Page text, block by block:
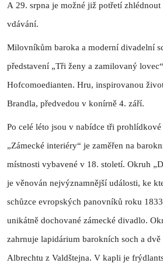
A 29. srpna je možné již potřetí
vdávání.
Milovníkům baroka a moderní divadelní
představení „Tři ženy a zamilovaný
Hofcomoedianten. Hru, inspirovanou
Brandla, předvedou v konírně 4. září.
Po celé léto jsou v nabídce tři
„Zámecké interiéry“ je zaměřen na
místnosti vybavené v 18. století. Okruh
je věnován nejvýznamnější události, ke
schůzce evropských panovníků roku
unikátně dochované zámecké divadlo.
zahrnuje lapidárium barokních soch a
Albrechtu z Valdštejna. V kapli je